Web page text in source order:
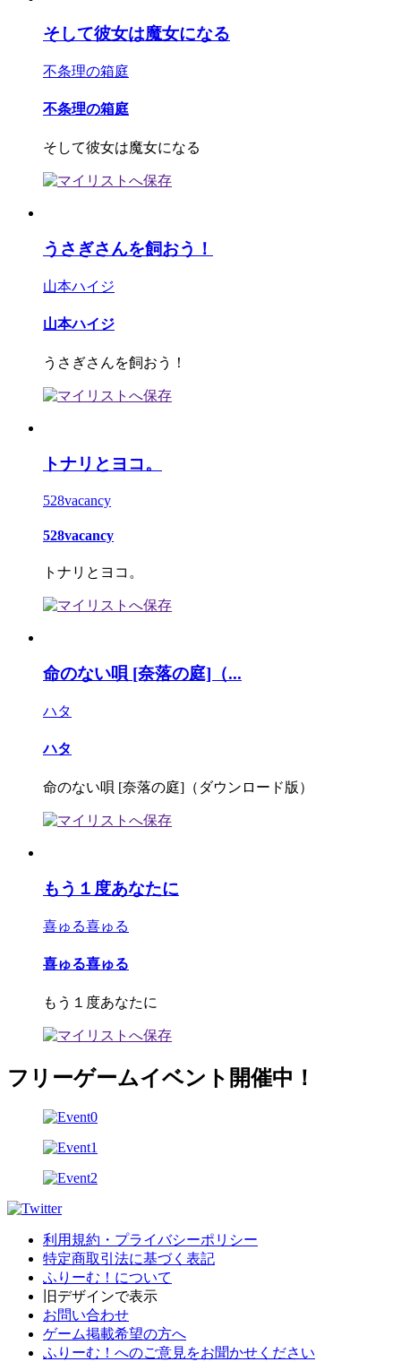
そして彼女は魔女になる
不条理の箱庭
不条理の箱庭
そして彼女は魔女になる
うさぎさんを飼おう！
山本ハイジ
山本ハイジ
うさぎさんを飼おう！
トナリとヨコ。
528vacancy
528vacancy
トナリとヨコ。
命のない唄 [奈落の庭]（...
ハタ
ハタ
命のない唄 [奈落の庭]（ダウンロード版）
もう１度あなたに
喜ゅる喜ゅる
喜ゅる喜ゅる
もう１度あなたに
フリーゲームイベント開催中！
利用規約・プライバシーポリシー
特定商取引法に基づく表記
ふりーむ！について
旧デザインで表示
お問い合わせ
ゲーム掲載希望の方へ
ふりーむ！へのご意見をお聞かせください